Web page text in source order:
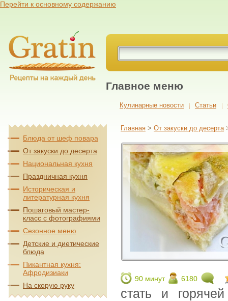
Перейти к основному содержанию
Главное меню
Кулинарные новости Cтатьи
Главная > От закуски до десерта
90 минут 6180
стать и
Блюда от шеф повара
От закуски до десерта
Национальная кухня
Праздничная кухня
Историческая и
литературная кухня
Пошаговый мастер-
класс с фотографиями
Сезонное меню
Детские и диетические
блюда
Пикантная кухня:
Афродизиаки
На скорую руку